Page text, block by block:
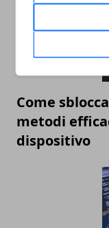
Come
metodi
dispositivo